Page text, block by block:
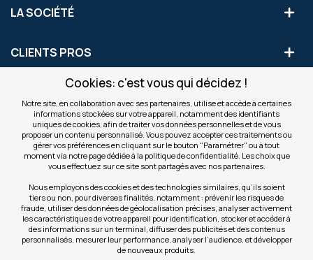
Cookies: c'est vous qui décidez !
Notre site, en collaboration avec ses partenaires, utilise et accède à certaines
informations stockées sur votre appareil, notamment des identifiants
uniques de cookies, afin de traiter vos données personnelles et de vous
proposer un contenu personnalisé. Vous pouvez accepter ces traitements ou
gérer vos préférences en cliquant sur le bouton "Paramétrer" ou à tout
moment via notre page dédiée à la politique de confidentialité. Les choix que
vous effectuez sur ce site sont partagés avec nos partenaires.
Nous employons des cookies et des technologies similaires, qu’ils soient
tiers ou non, pour diverses finalités, notamment : prévenir les risques de
fraude, utiliser des données de géolocalisation précises, analyser activement
les caractéristiques de votre appareil pour identification, stocker et accéder à
des informations sur un terminal, diffuser des publicités et des contenus
personnalisés, mesurer leur performance, analyser l’audience, et développer
de nouveaux produits.
LA SOCIÉTÉ
CLIENTS PROS
S'INSCRIRE AUX OFFRES COMMERCIALES
Inscription
notre
newsletter
Valider
NOS SITES